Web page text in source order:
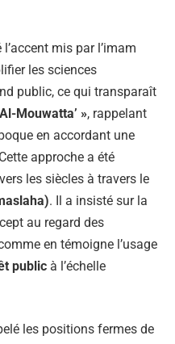
mis par l’imam
les sciences
public, ce qui transparaît
Mouwatta’ », rappelant
en accordant une
approche a été
les siècles à travers le
. Il a insisté sur la
au regard des
en témoigne l’usage
public à l’échelle
les positions fermes de